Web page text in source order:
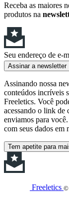
Receba as maiores
produtos na
Seu endereço de e-
Assinar a newsletter
Assinando nossa
conteúdos incríveis
Freeletics. Você
acessando o link de
enviamos para
com seus dados em
Tem apetite para
Freeletics ©